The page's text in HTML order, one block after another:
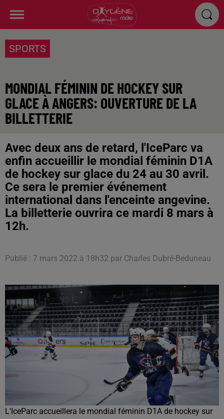
SPORTS
MONDIAL FÉMININ DE HOCKEY SUR
GLACE À ANGERS: OUVERTURE DE LA
BILLETTERIE
Avec deux ans de retard, l'IceParc va
enfin accueillir le mondial féminin D1A
de hockey sur glace du 24 au 30 avril.
Ce sera le premier événement
international dans l'enceinte angevine.
La billetterie ouvrira ce mardi 8 mars à
12h.
Publié : 7 mars 2022 à 18h32 par Charles Dubré-Beduneau
L'IceParc accueillera le mondial féminin D1A de hockey sur